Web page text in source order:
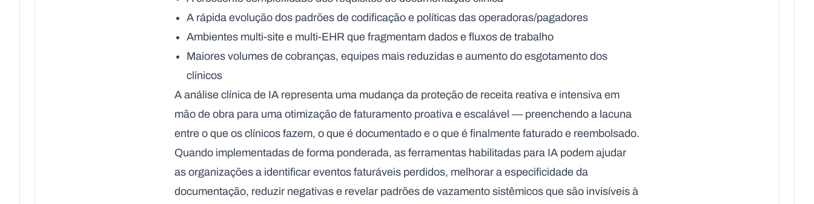
A rápida evolução dos padrões de codificação e políticas das operadoras/pagadores
Ambientes multi-site e multi-EHR que fragmentam dados e fluxos de trabalho
Maiores volumes de cobranças, equipes mais reduzidas e aumento do esgotamento dos
clínicos
A análise clínica de IA representa uma mudança da proteção de receita reativa e intensiva em
mão de obra para uma otimização de faturamento proativa e escalável — preenchendo a lacuna
entre o que os clínicos fazem, o que é documentado e o que é finalmente faturado e reembolsado.
Quando implementadas de forma ponderada, as ferramentas habilitadas para IA podem ajudar
as organizações a identificar eventos faturáveis perdidos, melhorar a especificidade da
documentação, reduzir negativas e revelar padrões de vazamento sistêmicos que são invisíveis à